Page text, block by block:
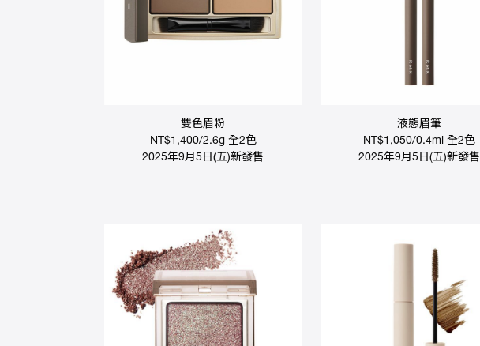
雙色眉粉
NT$1,400/2.6g 全2色
2025年9月5日(五)新發售
液態眉筆
NT$1,050/0.4ml 全2色
2025年9月5日(五)新發售